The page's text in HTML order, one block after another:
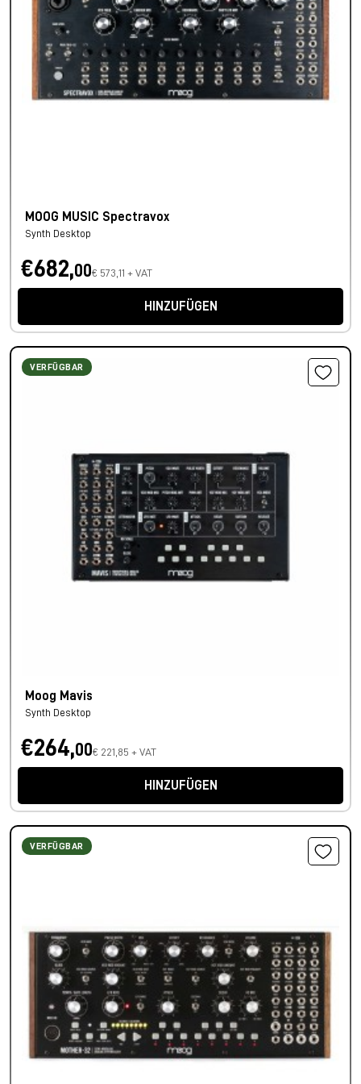
MOOG MUSIC Spectravox
Synth Desktop
€682,00€ 573,11 + VAT
HINZUFÜGEN
VERFÜGBAR
Moog Mavis
Synth Desktop
€264,00€ 221,85 + VAT
HINZUFÜGEN
VERFÜGBAR